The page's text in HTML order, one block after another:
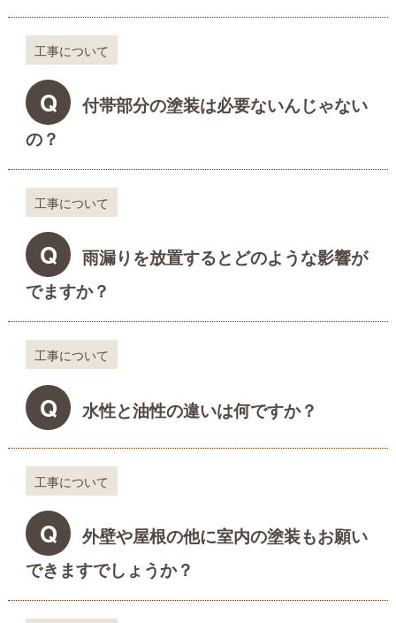
工事について
Q
付帯部分の塗装は必要ないんじゃない
の？
工事について
Q
雨漏りを放置するとどのような影響が
でますか？
工事について
Q 水性と油性の違いは何ですか？
工事について
Q
外壁や屋根の他に室内の塗装もお願い
できますでしょうか？